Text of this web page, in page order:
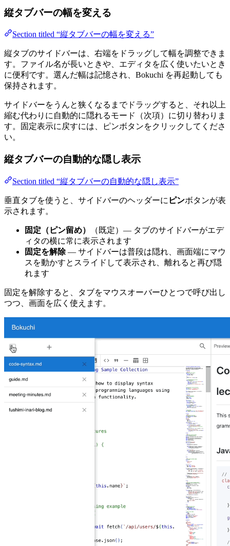
縦タブバーの幅を変える
Section titled “縦タブバーの幅を変える”
縦タブのサイドバーは、右端をドラッグして幅を調整できま
す。ファイル名が長いときや、エディタを広く使いたいとき
に便利です。選んだ幅は記憶され、Bokuchi を再起動しても
保持されます。
サイドバーをうんと狭くなるまでドラッグすると、それ以上
縮む代わりに自動的に隠れるモード（次項）に切り替わりま
す。固定表示に戻すには、ピンボタンをクリックしてくださ
い。
縦タブバーの自動的な隠し表示
Section titled “縦タブバーの自動的な隠し表示”
垂直タブを使うと、サイドバーのヘッダーに ピンボタンが表
示されます。
固定（ピン留め）
（既定）— タブのサイドバーがエデ
ィタの横に常に表示されます
固定を解除— サイドバーは普段は隠れ、画面端にマウ
スを動かすとスライドして表示され、離れると再び隠
れます
固定を解除すると、タブをマウスオーバーひとつで呼び出し
つつ、画面を広く使えます。